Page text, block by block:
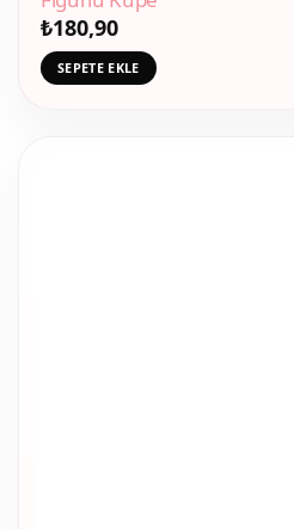
₺180,90
SEPETE EKLE